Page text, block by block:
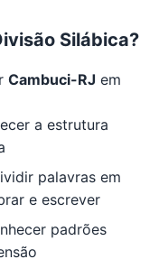
Silábica?
Cambuci-RJ em
a estrutura
palavras em
e escrever
padrões